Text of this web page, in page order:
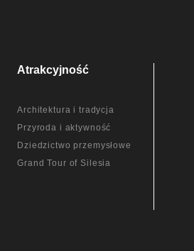
Atrakcyjność
Architektura i tradycja
Przyroda i aktywność
Dziedzictwo przemysłowe
Grand Tour of Silesia